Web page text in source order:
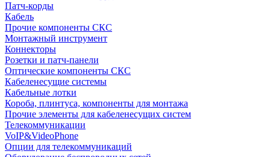
Патч-корды
Кабель
Прочие компоненты СКС
Монтажный инструмент
Коннекторы
Розетки и патч-панели
Оптические компоненты СКС
Кабеленесущие системы
Кабельные лотки
Короба, плинтуса, компоненты для монтажа
Прочие элементы для кабеленесущих систем
Телекоммуникации
VoIP&VideoPhone
Опции для телекоммуникаций